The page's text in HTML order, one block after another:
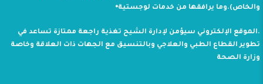
والخاص).وما يرافقها من خدمات لوجستية⦁
.الموقع الإلكتروني سيؤمن لإدارة الشيح تغذية راجعة ممتازة تساعد في
تطوير القطاع الطبي والعلاجي وبالتنسيق مع الجهات ذات العلاقة وخاصة
وزارة الصحة